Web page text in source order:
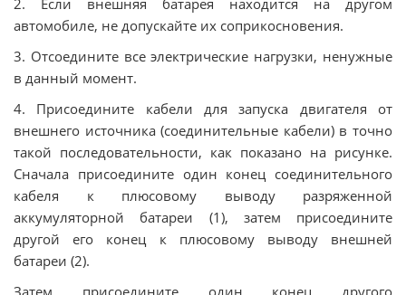
2. Если внешняя батарея находится на другом
автомобиле, не допускайте их соприкосновения.
3. Отсоедините все электрические нагрузки, ненужные
в данный момент.
4. Присоедините кабели для запуска двигателя от
внешнего источника (соединительные кабели) в точно
такой последовательности, как показано на рисунке.
Сначала присоедините один конец соединительного
кабеля к плюсовому выводу разряженной
аккумуляторной батареи (1), затем присоедините
другой его конец к плюсовому выводу внешней
батареи (2).
Затем присоедините один конец другого